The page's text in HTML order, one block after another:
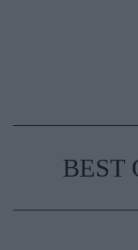
BEST